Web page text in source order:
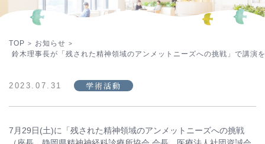
院内の活動・取り組み
当院の医療について詳しく知りたい方へ
デイケアセンター「ねむの木」
採用情報
TOP > お知らせ >
鈴木理事長が「残された精神領域のアンメットニーズへの挑戦」で講演
2023.07.31 学術活動
7月29日(土)に「残された精神領域のアンメットニーズへの挑戦